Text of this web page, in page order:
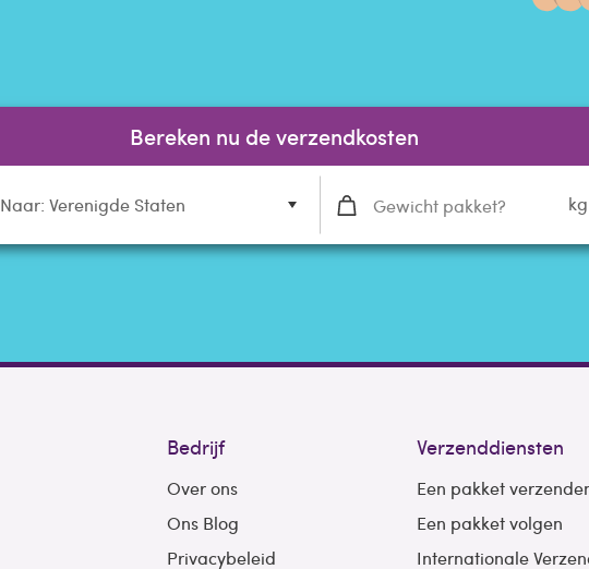
Bereken nu de verzendkosten
Naar: Verenigde Staten kg
Bedrijf
Over ons
Ons Blog
Privacybeleid
Verzenddiensten
Een pakket
Een pakket volgen
Internationale